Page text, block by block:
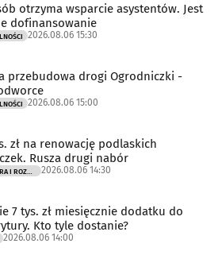
otrzyma wsparcie asystentów. Jest
dofinansowanie
2026.08.06 15:30
przebudowa drogi Ogrodniczki -
2026.08.06 15:00
zł na renowację podlaskich
Rusza drugi nabór
2026.08.06 14:30
7 tys. zł miesięcznie dodatku do
Kto tyle dostanie?
2026.08.06 14:00